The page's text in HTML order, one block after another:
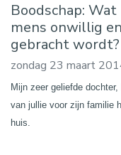
Boodschap:
mens onwillig
gebracht
zondag 23 maart
Mijn zeer geliefde
van jullie voor zijn familie
huis.